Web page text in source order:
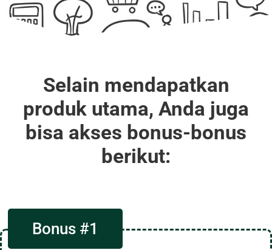
Selain mendapatkan
produk utama, Anda juga
bisa akses bonus-bonus
berikut:
Bonus #1